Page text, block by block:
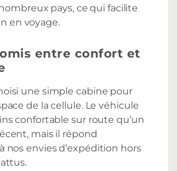
pays, ce qui facilite
en voyage.
entre confort et
une simple cabine pour
de la cellule. Le véhicule
confortable sur route qu’un
mais il répond
nos envies d’expédition hors